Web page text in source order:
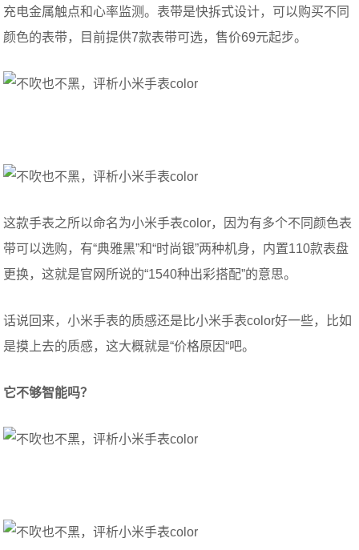
充电金属触点和心率监测。表带是快拆式设计，可以购买不同
颜色的表带，目前提供7款表带可选，售价69元起步。
这款手表之所以命名为小米手表color，因为有多个不同颜色表
带可以选购，有“典雅黑”和“时尚银”两种机身，内置110款表盘
更换，这就是官网所说的“1540种出彩搭配”的意思。
话说回来，小米手表的质感还是比小米手表color好一些，比如
是摸上去的质感，这大概就是“价格原因“吧。
它不够智能吗？